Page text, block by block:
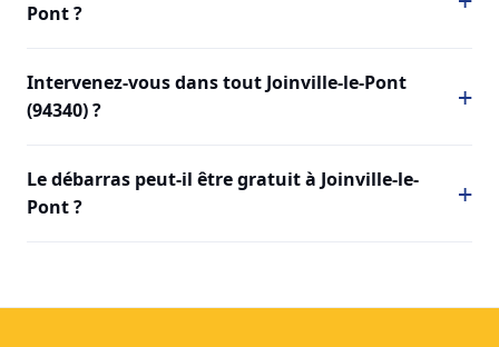
Pont ?
Intervenez-vous dans tout Joinville-le-Pont
(94340) ?
Le débarras peut-il être gratuit à Joinville-le-
Pont ?